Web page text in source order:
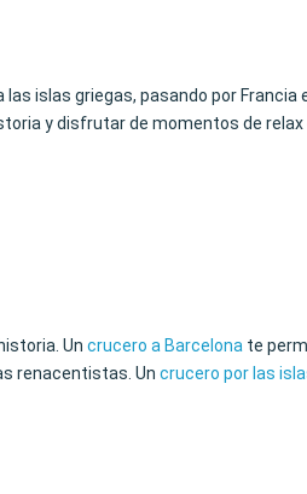
islas griegas, pasando por
y disfrutar de momentos de relax
Un crucero a Barcelona te
renacentistas. Un crucero por las